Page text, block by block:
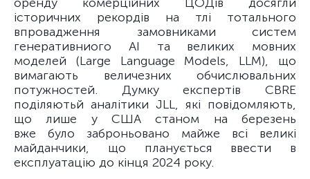
історичних рекордів на тлі тотального
впровадження замовниками систем
генеративниого AI та великих мовних
моделей (Large Language Models, LLM), що
вимагають величезних обчислювальних
потужностей. Думку експертів CBRE
поділяютьй аналітики JLL, які повідомляють,
що лише у США станом на березень
вже було заброньовано майже всі великі
майданчики, що планується ввести в
експлуатацію до кінця 2024 року.